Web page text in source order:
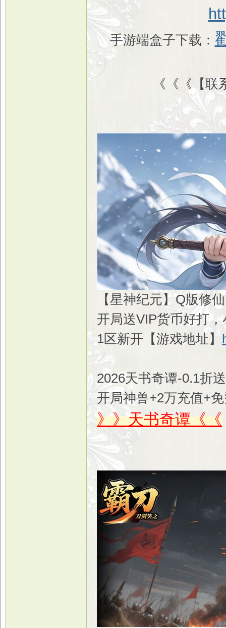
手游端盒子下载：
《《《【联
【星神纪元】Q版修仙
开局送VIP货币好打
1区新开【游戏地址】
2026天书奇谭-0.1折
开局神兽+2万充值+
》》天书奇谭《《